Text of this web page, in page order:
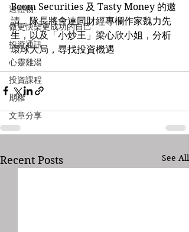
送禮物
做更快樂更成功的自己
投資通訊
心靈雞湯
投資課程
期權
文章分享
Boom Securities 及 Tasty Money 的邀
請，隊長將會連同財經專欄作家魏力先
生，以及「小炒王」梁心欣小姐，分析
環球大局，尋找投資機遇
Recent Posts See All